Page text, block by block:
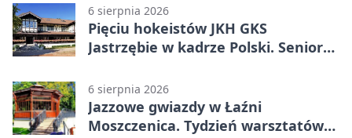
6 sierpnia 2026
Pięciu hokeistów JKH GKS
Jastrzębie w kadrze Polski. Seniorzy
6 sierpnia 2026
Jazzowe gwiazdy w Łaźni
Moszczenica. Tydzień warsztatów